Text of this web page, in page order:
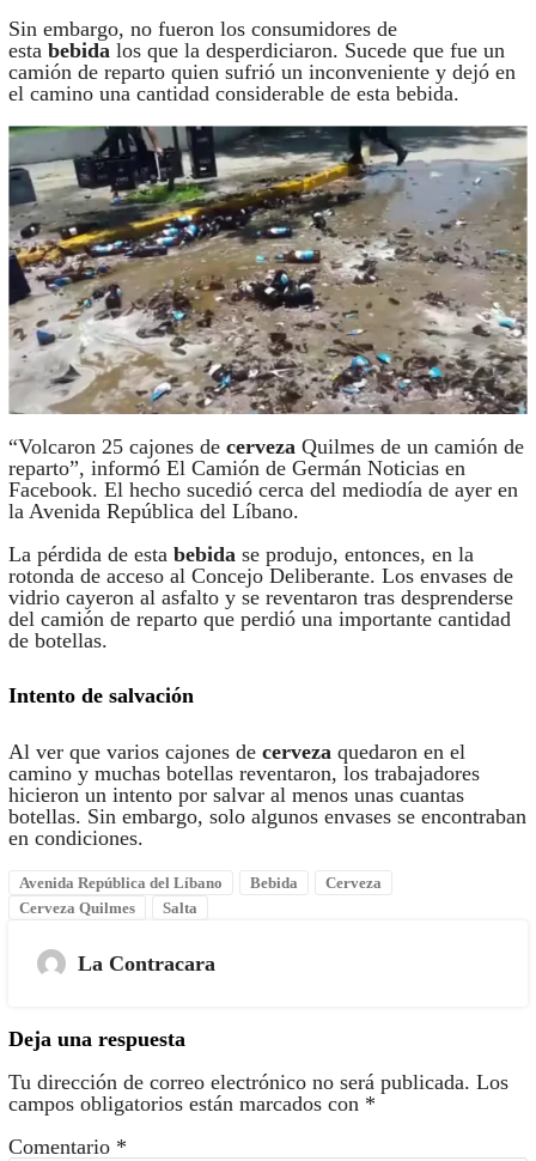
Sin embargo, no fueron los consumidores de
esta bebidalos que la desperdiciaron. Sucede que fue un
camión de reparto quien sufrió un inconveniente y dejó en
el camino una cantidad considerable de esta bebida.
“Volcaron 25 cajones de cerveza Quilmes de un camión de
reparto”, informó El Camión de Germán Noticias en
Facebook. El hecho sucedió cerca del mediodía de ayer en
la Avenida República del Líbano.
La pérdida de esta bebida se produjo, entonces, en la
rotonda de acceso al Concejo Deliberante. Los envases de
vidrio cayeron al asfalto y se reventaron tras desprenderse
del camión de reparto que perdió una importante cantidad
de botellas.
Intento de salvación
Al ver que varios cajones de cervezaquedaron en el
camino y muchas botellas reventaron, los trabajadores
hicieron un intento por salvar al menos unas cuantas
botellas. Sin embargo, solo algunos envases se encontraban
en condiciones.
Avenida República del Líbano Bebida
Cerveza
Cerveza Quilmes
Salta
La Contracara
Deja una respuesta
Tu dirección de correo electrónico no será publicada. Los
campos obligatorios están marcados con *
Comentario *